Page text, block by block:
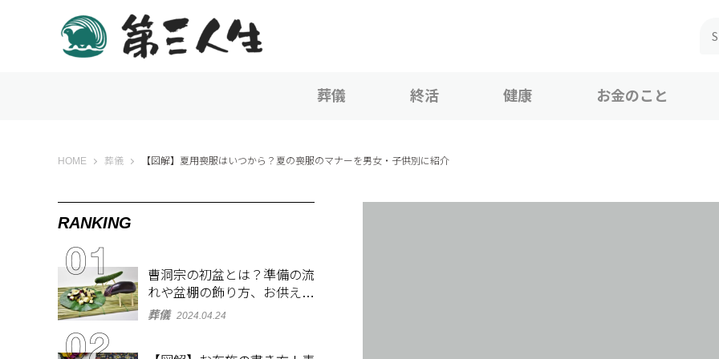
葬儀 終活 健康 お金のこと
HOME 第三人生 〜寄り道の歩き方〜
葬儀 【図解】夏用喪服はいつから？夏の喪服のマナーを男女・子供別に紹介
RANKING
曹洞宗の初盆とは？準備の流
れや盆棚の飾り方、お供え物
を解説
葬儀 2024.04.24